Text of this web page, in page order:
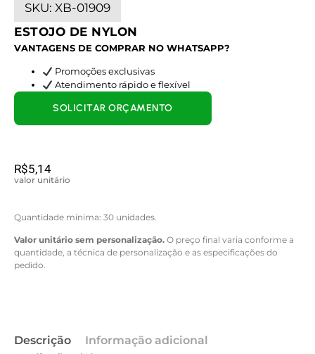
SKU: XB-01909
ESTOJO DE NYLON
VANTAGENS DE COMPRAR NO WHATSAPP?
Promoções exclusivas
Atendimento rápido e flexível
R$5,14
valor unitário
Quantidade mínima: 30 unidades.
Valor unitário sem personalização. O preço final varia conforme a
quantidade, a técnica de personalização e as especificações do
pedido.
SOLICITAR ORÇAMENTO
Descrição
Informação adicional